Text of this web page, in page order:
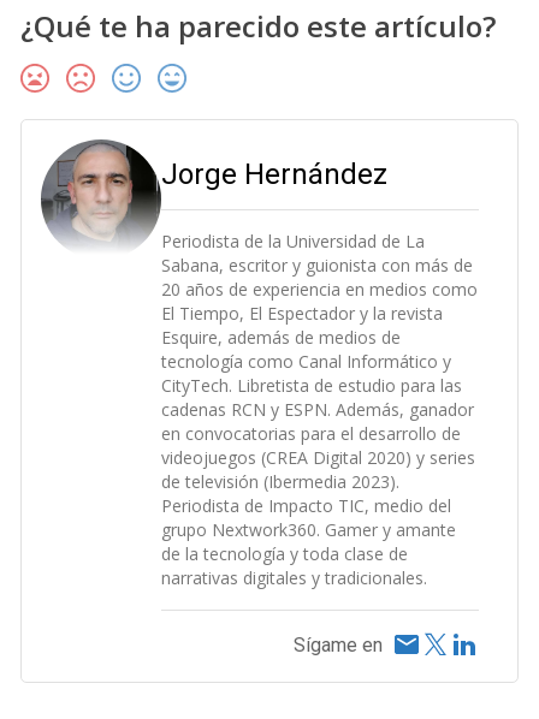
¿Qué te ha parecido este artículo?
Jorge Hernández
Periodista de la Universidad de La
Sabana, escritor y guionista con más de
20 años de experiencia en medios como
El Tiempo, El Espectador y la revista
Esquire, además de medios de
tecnología como Canal Informático y
CityTech. Libretista de estudio para las
cadenas RCN y ESPN. Además, ganador
en convocatorias para el desarrollo de
videojuegos (CREA Digital 2020) y series
de televisión (Ibermedia 2023).
Periodista de Impacto TIC, medio del
grupo Nextwork360. Gamer y amante
de la tecnología y toda clase de
narrativas digitales y tradicionales.
Sígame en